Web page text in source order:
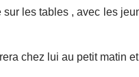
sur les tables , avec les
chez lui au petit matin